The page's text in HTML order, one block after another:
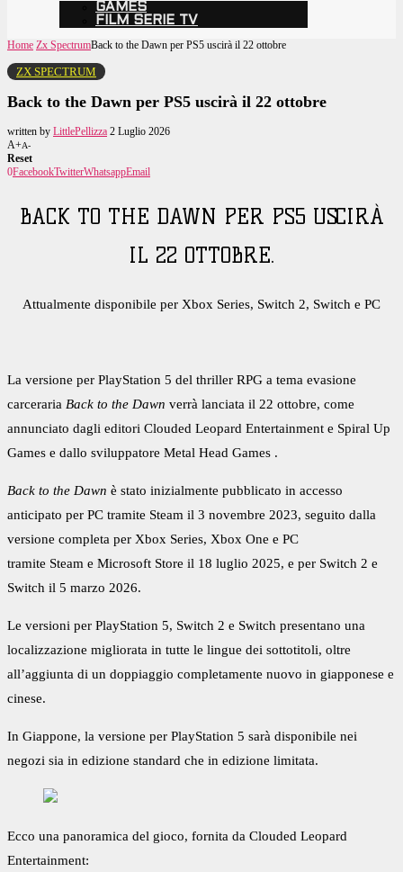
GAMES
FILM SERIE TV
Home Zx SpectrumBack to the Dawn per PS5 uscirà il 22 ottobre
ZX SPECTRUM
Back to the Dawn per PS5 uscirà il 22 ottobre
written by LittlePellizza 2 Luglio 2026
A+A-
Reset
0FacebookTwitterWhatsappEmail
BACK TO THE DAWN PER PS5 USCIRÀ
IL 22 OTTOBRE.
Attualmente disponibile per Xbox Series, Switch 2, Switch e PC
La versione per PlayStation 5 del thriller RPG a tema evasione
carceraria Back to the Dawn verrà lanciata il 22 ottobre, come
annunciato dagli editori Clouded Leopard Entertainment e Spiral Up
Games e dallo sviluppatore Metal Head Games .
Back to the Dawn è stato inizialmente pubblicato in accesso
anticipato per PC tramite Steam il 3 novembre 2023, seguito dalla
versione completa per Xbox Series, Xbox One e PC
tramite Steam e Microsoft Store il 18 luglio 2025, e per Switch 2 e
Switch il 5 marzo 2026.
Le versioni per PlayStation 5, Switch 2 e Switch presentano una
localizzazione migliorata in tutte le lingue dei sottotitoli, oltre
all’aggiunta di un doppiaggio completamente nuovo in giapponese e
cinese.
In Giappone, la versione per PlayStation 5 sarà disponibile nei
negozi sia in edizione standard che in edizione limitata.
Ecco una panoramica del gioco, fornita da Clouded Leopard
Entertainment: